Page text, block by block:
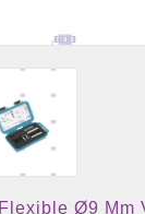
Ø9 Mm